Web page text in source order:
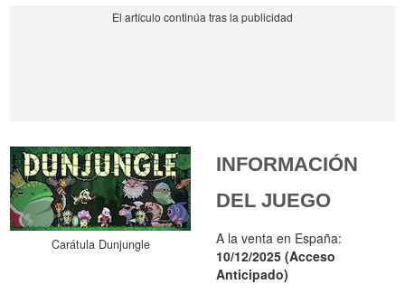
Carátula Dunjungle
INFORMACIÓN
DEL JUEGO
A la venta en España:
10/12/2025 (Acceso
Anticipado)